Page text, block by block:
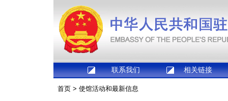
联系我们 相关链接
首页 > 使馆活动和最新信息